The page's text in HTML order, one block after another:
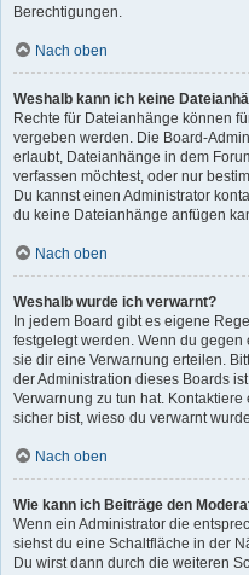
Berechtigungen.
Nach oben
Weshalb kann ich keine
Rechte für Dateianhänge können
vergeben werden. Die Board-
erlaubt, Dateianhänge in dem
verfassen möchtest, oder nur
Du kannst einen Administrator
du keine Dateianhänge anfügen
Nach oben
Weshalb wurde ich verwarnt?
In jedem Board gibt es eigene
festgelegt werden. Wenn du
sie dir eine Verwarnung erteilen.
der Administration dieses Boards
Verwarnung zu tun hat.
sicher bist, wieso du verwarnt
Nach oben
Wie kann ich Beiträge den
Wenn ein Administrator die
siehst du eine Schaltfläche in der
Du wirst dann durch die weiteren